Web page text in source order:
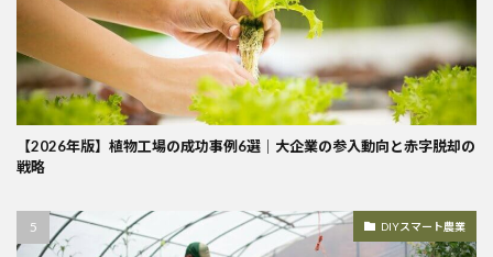
【2026年版】植物工場の成功事例6選｜大企業の参入動向と赤字脱却の
戦略
DIYスマート農業